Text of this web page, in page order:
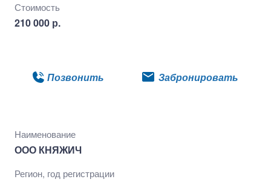
Стоимость
210 000 р.
Позвонить Забронировать
Наименование
ООО КНЯЖИЧ
Регион, год регистрации